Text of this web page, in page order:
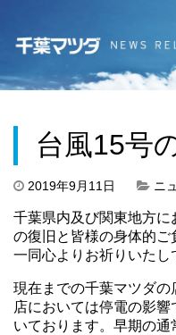
台風15号
2019年9月11日 ニ
千葉県内及び関東地方に
の復旧と皆様の身体的ご
一同心よりお祈りいたし
現在までの千葉マツダ
店においては停電の影
いております。早期の